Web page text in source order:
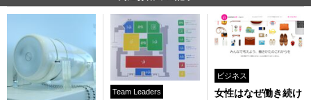
Team Leaders
ビジネス
女性はなぜ働き続け